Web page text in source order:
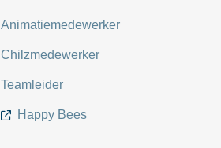
Animatiemedewerker
Chilzmedewerker
Teamleider
Happy Bees